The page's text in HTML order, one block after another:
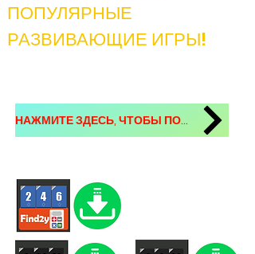
ПОПУЛЯРНЫЕ
РАЗВИВАЮЩИЕ ИГРЫ!
НАЖМИТЕ ЗДЕСЬ, ЧТОБЫ ПОСМОТРЕТЬ ДРУГИЕ ИГРЫ.